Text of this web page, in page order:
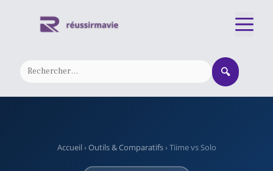
🔍
Accueil›Outils & Comparatifs› Tiime vs Solo